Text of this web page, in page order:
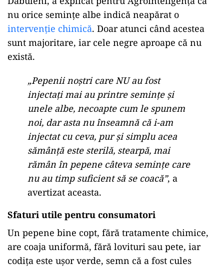
nu orice semințe albe indică neapărat o
intervenție chimică. Doar atunci când acestea
sunt majoritare, iar cele negre aproape că nu
există.
„Pepenii noștri care NU au fost
injectați mai au printre semințe și
unele albe, necoapte cum le spunem
noi, dar asta nu înseamnă că i-am
injectat cu ceva, pur și simplu acea
sămânță este sterilă, stearpă, mai
rămân în pepene câteva semințe care
nu au timp suficient să se coacă”, a
avertizat aceasta.
Sfaturi utile pentru consumatori
Un pepene bine copt, fără tratamente chimice,
are coaja uniformă, fără lovituri sau pete, iar
codița este ușor verde, semn că a fost cules